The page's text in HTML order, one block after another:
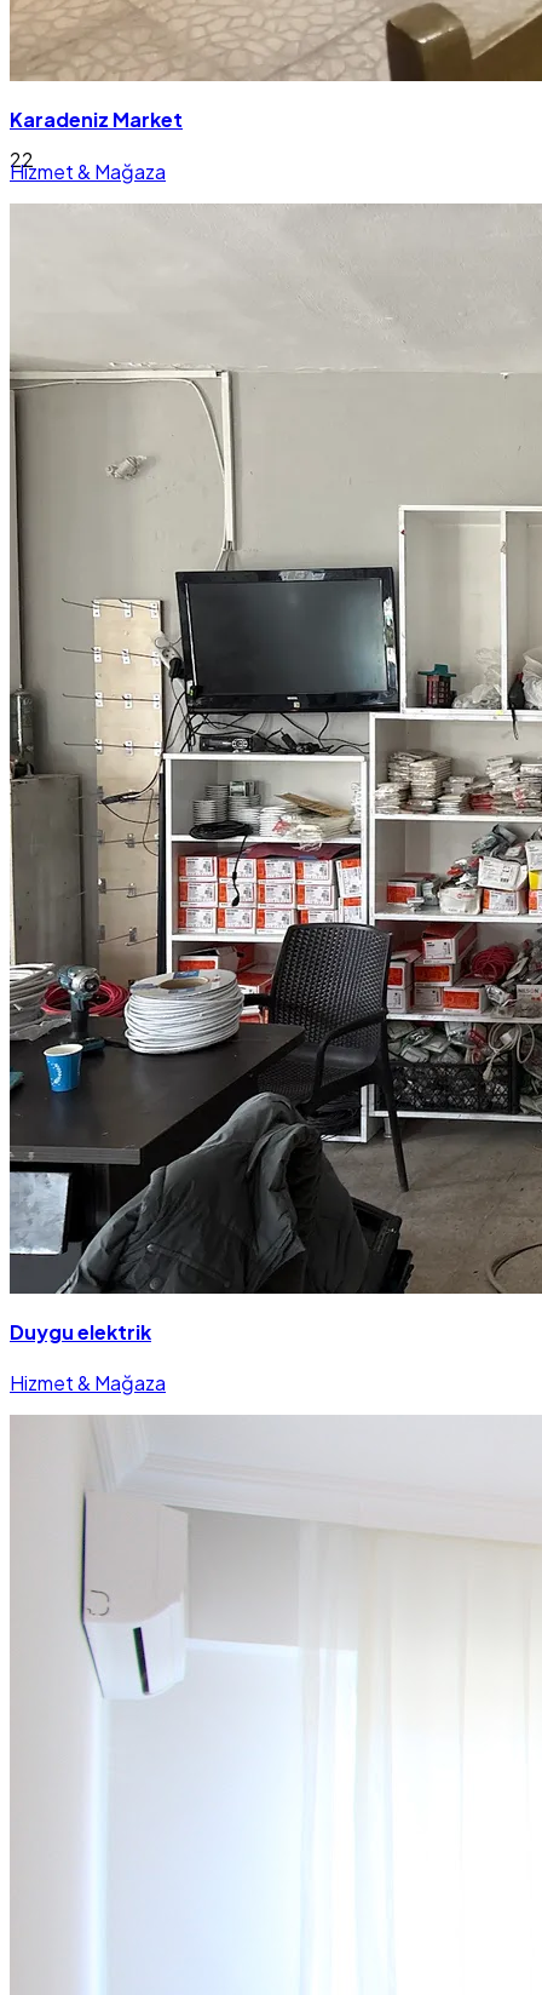
21
22
Karadeniz Market
Hizmet & Mağaza
Duygu elektrik
Hizmet & Mağaza